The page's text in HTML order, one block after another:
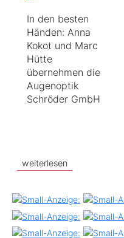
In den besten
Händen: Anna
Kokot und Marc
Hütte
übernehmen die
Augenoptik
Schröder GmbH
weiterlesen